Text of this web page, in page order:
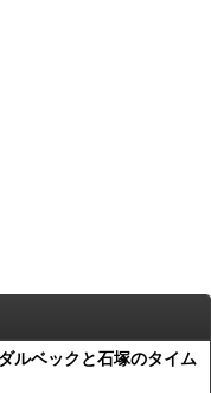
ルベックと石塚のタイム